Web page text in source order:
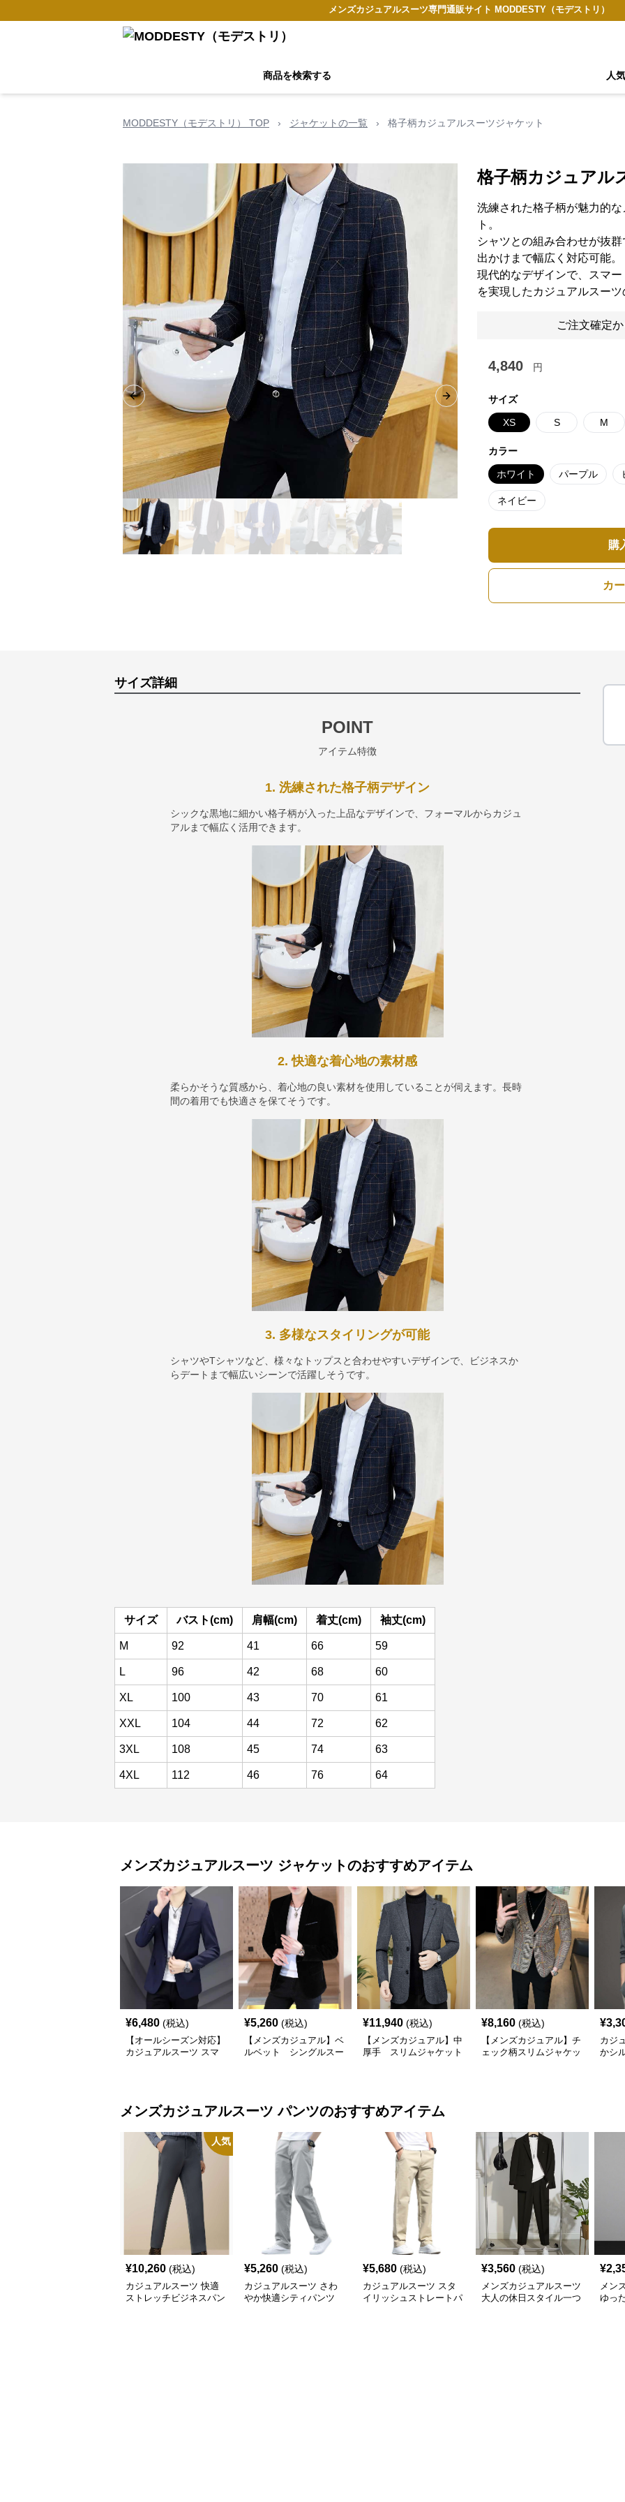
メンズカジュアルスーツ専門通販サイト MODDESTY（モデストリ）
商品を検索する 人
MODDESTY（モデストリ） TOP › ジャケットの一覧 › 格子柄カジュアルスーツジャケット
Previous slide Next slide
格子柄カジュアル
洗練された格子柄が魅力的
ト。
シャツとの組み合わせが抜
出かけまで幅広く対応可能。
現代的なデザインで、スマ
を実現したカジュアルスーツ
ご注文確定
4,840 円
サイズ
XS S M
カラー
ホワイト パープル
ネイビー
購
カ
サイズ詳細
POINT
アイテム特徴
1. 洗練された格子柄デザイン
シックな黒地に細かい格子柄が入った上品なデザインで、フォーマルからカジュ
アルまで幅広く活用できます。
2. 快適な着心地の素材感
柔らかそうな質感から、着心地の良い素材を使用していることが伺えます。長時
間の着用でも快適さを保てそうです。
3. 多様なスタイリングが可能
シャツやTシャツなど、様々なトップスと合わせやすいデザインで、ビジネスか
らデートまで幅広いシーンで活躍しそうです。
サイズ バスト(cm) 肩幅(cm) 着丈(cm) 袖丈(cm)
M 92 41 66 59
L 96 42 68 60
XL 100 43 70 61
XXL 104 44 72 62
3XL 108 45 74 63
4XL 112 46 76 64
メンズカジュアルスーツ ジャケットのおすすめアイテム
¥6,480 (税込)
【オールシーズン対応】
カジュアルスーツ スマ
¥5,260 (税込)
【メンズカジュアル】ベ
ルベット シングルスー
¥11,940 (税込)
【メンズカジュアル】中
厚手 スリムジャケット
¥8,160 (税込)
【メンズカジュアル】チ
ェック柄スリムジャケッ
¥
カジ
かシ
メンズカジュアルスーツ パンツのおすすめアイテム
人気
¥10,260 (税込)
カジュアルスーツ 快適
ストレッチビジネスパン
¥5,260 (税込)
カジュアルスーツ さわ
やか快適シティパンツ
¥5,680 (税込)
カジュアルスーツ スタ
イリッシュストレートパ
¥3,560 (税込)
メンズカジュアルスーツ
大人の休日スタイル一つ
¥
メン
ゆっ